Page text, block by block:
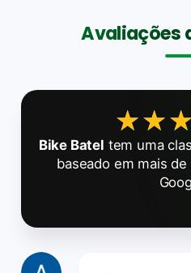
Avaliações
Bike Batel tem uma
baseado em mais de